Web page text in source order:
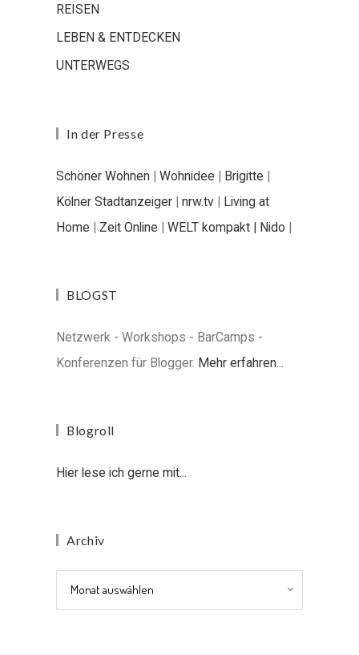
REISEN
LEBEN & ENTDECKEN
UNTERWEGS
In der Presse
Schöner Wohnen | Wohnidee | Brigitte |
Kölner Stadtanzeiger | nrw.tv | Living at
Home | Zeit Online | WELT kompakt | Nido |
BLOGST
Netzwerk - Workshops - BarCamps -
Konferenzen für Blogger. Mehr erfahren...
Blogroll
Hier lese ich gerne mit...
Archiv